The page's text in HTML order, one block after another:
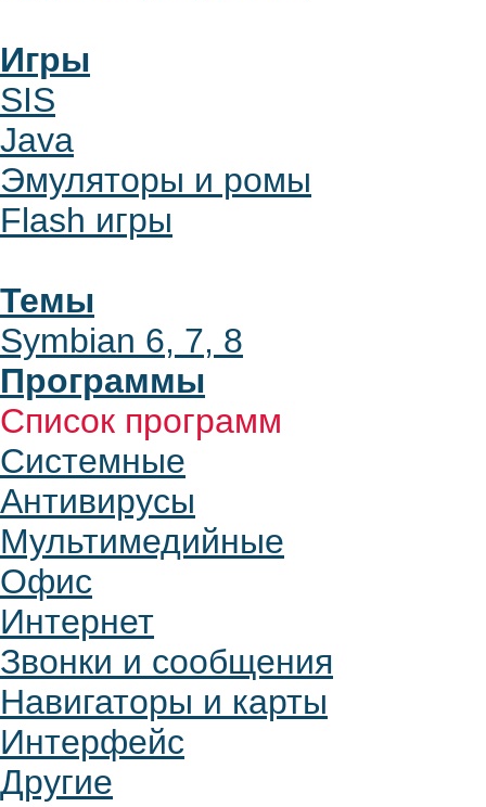
Игры
SIS
Java
Эмуляторы и ромы
Flash игры
Темы
Symbian 6, 7, 8
Программы
Список программ
Системные
Антивирусы
Мультимедийные
Офис
Интернет
Звонки и сообщения
Навигаторы и карты
Интерфейс
Другие